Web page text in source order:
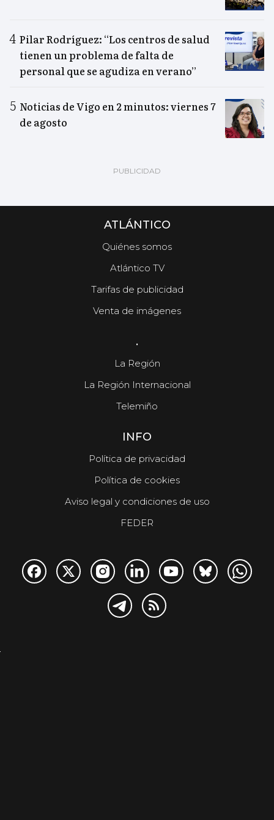
Pilar Rodríguez: “Los centros de salud
tienen un problema de falta de
personal que se agudiza en verano”
Noticias de Vigo en 2 minutos: viernes 7
de agosto
ATLÁNTICO
Quiénes somos
Atlántico TV
Tarifas de publicidad
Venta de imágenes
.
La Región
La Región Internacional
Telemiño
INFO
Política de privacidad
Política de cookies
Aviso legal y condiciones de uso
FEDER